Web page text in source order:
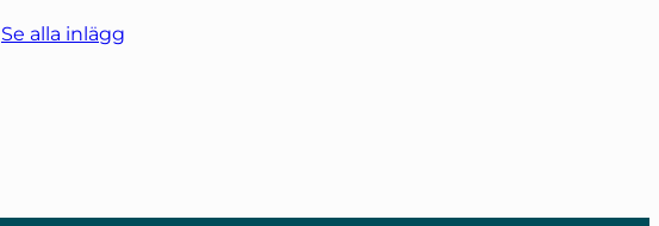
Se alla inlägg